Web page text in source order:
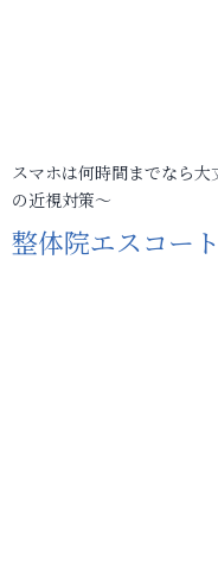
スマホは何時間までなら
の近視対策～
整体院エスコー